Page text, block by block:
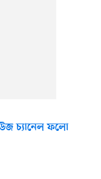
চ্যানেল ফলো